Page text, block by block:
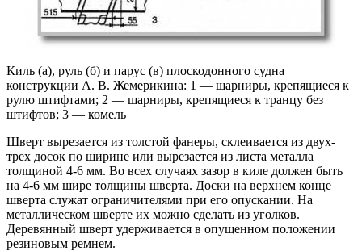
Киль (а), руль (б) и парус (в) плоскодонного судна
конструкции А. В. Жемерикина: 1 — шарниры, крепящиеся к
рулю штифтами; 2 — шарниры, крепящиеся к транцу без
штифтов; 3 — комель
Шверт вырезается из толстой фанеры, склеивается из двух-
трех досок по ширине или вырезается из листа металла
толщиной 4-6 мм. Во всех случаях зазор в киле должен быть
на 4-6 мм шире толщины шверта. Доски на верхнем конце
шверта служат ограничителями при его опускании. На
металлическом шверте их можно сделать из уголков.
Деревянный шверт удерживается в опущенном положении
резиновым ремнем.